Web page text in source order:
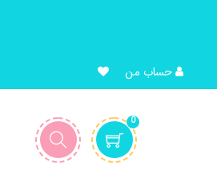
حساب من
0